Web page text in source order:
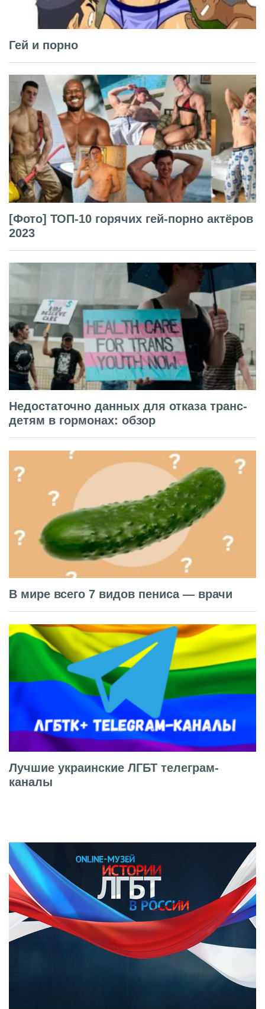
Гей и порно
[Фото] ТОП-10 горячих гей-порно актёров
2023
Недостаточно данных для отказа транс-
детям в гормонах: обзор
В мире всего 7 видов пениса — врачи
Лучшие украинские ЛГБТ телеграм-
каналы